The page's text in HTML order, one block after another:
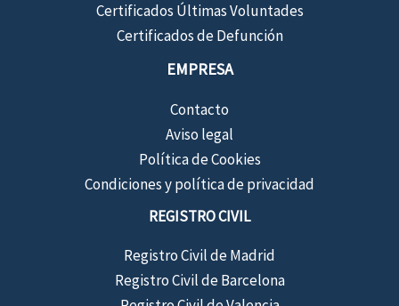
Certificados Últimas Voluntades
Certificados de Defunción
EMPRESA
Contacto
Aviso legal
Política de Cookies
Condiciones y política de privacidad
REGISTRO CIVIL
Registro Civil de Madrid
Registro Civil de Barcelona